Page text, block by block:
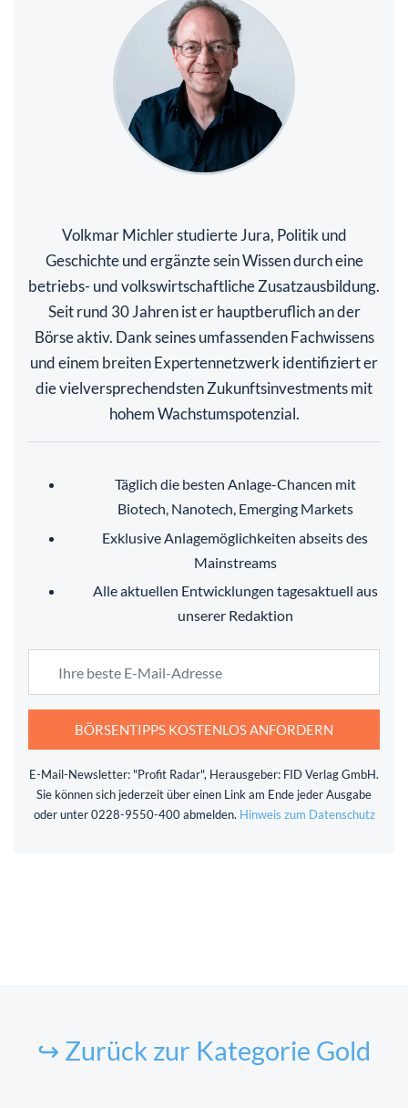
Volkmar Michler studierte Jura, Politik und
Geschichte und ergänzte sein Wissen durch eine
betriebs- und volkswirtschaftliche Zusatzausbildung.
Seit rund 30 Jahren ist er hauptberuflich an der
Börse aktiv. Dank seines umfassenden Fachwissens
und einem breiten Expertennetzwerk identifiziert er
die vielversprechendsten Zukunftsinvestments mit
hohem Wachstumspotenzial.
Täglich die besten Anlage-Chancen mit
Biotech, Nanotech, Emerging Markets
Exklusive Anlagemöglichkeiten abseits des
Mainstreams
Alle aktuellen Entwicklungen tagesaktuell aus
unserer Redaktion
BÖRSENTIPPS KOSTENLOS ANFORDERN
E-Mail-Newsletter: "Profit Radar", Herausgeber: FID Verlag GmbH.
Sie können sich jederzeit über einen Link am Ende jeder Ausgabe
oder unter 0228-9550-400 abmelden. Hinweis zum Datenschutz
↪ Zurück zur Kategorie Gold